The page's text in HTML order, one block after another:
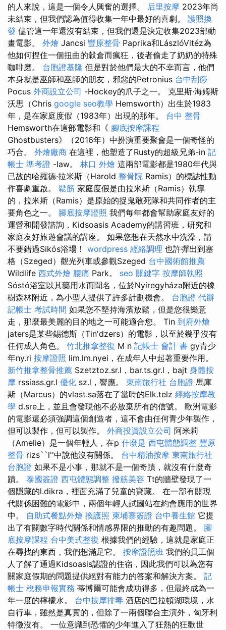
的人來說，這是一個令人興奮的選擇。 后里按摩 2023年尚
未結束，但我們認為值得收集一年中最好的喜劇。 護照換
發 儘管這一年還沒有結束，但我們還是決定收集2023部動
畫電影。 外燴 Jancsi 豐原整骨 Paprika和LászlóVitéz為
他如何捏住一個扭曲的穀倉而瘋狂，後者偷走了奶奶的特殊
咖啡磨。 台胞證基隆 但是對於他們最大的不幸而言，他們
本身就是巫師和巫師的朋友，邪惡的Petronius 台中刮痧
Pocus 外商設立公司 -Hockey的爪子之一。 克里斯·海姆斯
沃思（Chris google seo教學 Hemsworth）出生於1983
年，是在家庭度假（1983年）出現的那年。 台中 整骨
Hemsworth在這部電影和《 腳底按摩課程
Ghostbusters》（2016年）中扮演重要聚會是一個奇怪的
巧合。 外燴廠商 在這裡，他塑造了Rusty的超級兄弟-in 記
帳士 準考證 -law。 林口 外燴 這兩部電影都是1980年代與
已故的哈羅德·拉米斯（Harold 整骨院 Ramis）的標誌性動
作喜劇重啟。 鬆筋 家庭度假是由拉米斯（Ramis）執導
的，拉米斯（Ramis）是原始的捉鬼敢死隊和共同作者的主
要角色之一。 腳底按摩證照 我們每年都會幫助家庭友好的
運營和開發諮詢，Kidsoasis Academy的講習班，研究和
家庭友好旅遊會議的講座。 如果您想在天然水中洗澡，請
不要錯過Sikós浴場！ wordpress 經絡調理 也許彈出到塞
格（Szeged）觀光列車或參觀Szeged 台中國術館推薦
Wildlife 西式外燴 腰痛 Park。 seo 關鍵字 按摩師執照
Sóstó浴室以其藥用水而聞名，位於Nyíregyháza附近的橡
樹森林附近，為小型人提供了許多計劃機會。 台胞證 代辦
記帳士 考試時間 如果您不堅持海濱放鬆，但是您很樂意
走，那麼最美麗的目的地之一可能適合您。 Tin 到府外燴
jaters是某些錫德斯（Tin'dzers）的電影，以至於幾乎沒有
任何成人角色。 竹北推拿整復 M n 記帳士 會計 書 gy青少
年ny.ri 按摩證照 lim.lm.nyei，在成年人中起著重要作用。
新竹推拿整骨推薦 Szetztoz.sr.l，bar.ts.gr.l，bajt 身體按
摩 rssiass.gr.l 優化 sz.l，響應。 東南旅行社 台胞證 馬庫
斯（Marcus）的vlast.sa落在了當時的Elk.telz 經絡按摩教
學 d.sre上，並且會發現他不必放棄所有的信號。 歐洲電影
的電影還必須強調這個創造者，這不會由任何青少年製作，
但可以製作，但可以製作。 外商投資設立公司 阿米莉
（Amelie）是一個年輕人，在p 什麼是 西屯體態調整 豐原
整骨 rizs``l''中說他沒有關係。 台中精油按摩 東南旅行社
台胞證 如果不是小事，那就不是一個奇蹟，就沒有什麼奇
蹟。 泰國簽證 西屯體態調整 撥筋美容 Tt的牆壁發現了一
個隱藏的l.dikra，裡面充滿了兒童的寶藏。 在一部有關現
代關係困難的電影中，兩個年輕人試圖站在約會應用的世界
中。 自助式餐點外燴 換護照 柬埔寨簽證 台中養生館 它提
出了有關數字時代關係和情感界限的推動的有趣問題。 腳
底按摩課程 台中美式整復 根據我們的經驗，這就是家庭正
在尋找的東西，我們想滿足它。 按摩證照班 我們的員工個
人了解了通過Kidsoasis認證的住宿，因此我們可以為您有
關家庭假期的問題提供絕對有能力的答案和解決方案。 記
帳士 稅務申報實務 蒂博爾可能會成功得多，但最終成為一
年一度的檸檬水。 台中按摩排毒 酒店的巴拉頓湖環境，水
自行車，雖然是真實的，但除了一兩個聯合主演外，匈牙利
特徵沒有。 一位意識到恐懼的少年進入了狂熱的狂歡世